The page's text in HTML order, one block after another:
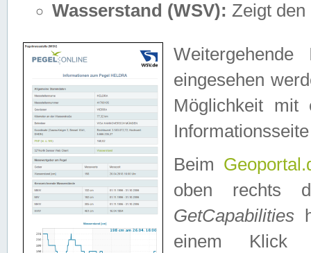
Wasserstand (WSV): Zeigt den
eingesehen
Möglichkeit mit
Beim
oben rechts
GetCapabilities
einem Klick